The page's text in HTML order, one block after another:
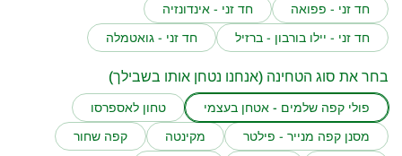
חד זני - פפואה
חד זני - אינדונזיה
חד זני - יילו בורבון - ברזיל
חד זני - גואטמלה
בחר את סוג הטחינה (אנחנו נטחן אותו בשבילך)
פולי קפה שלמים - אטחן בעצמי
טחון לאספרסו
מסנן קפה מנייר - פילטר
מקינטה
קפה שחור